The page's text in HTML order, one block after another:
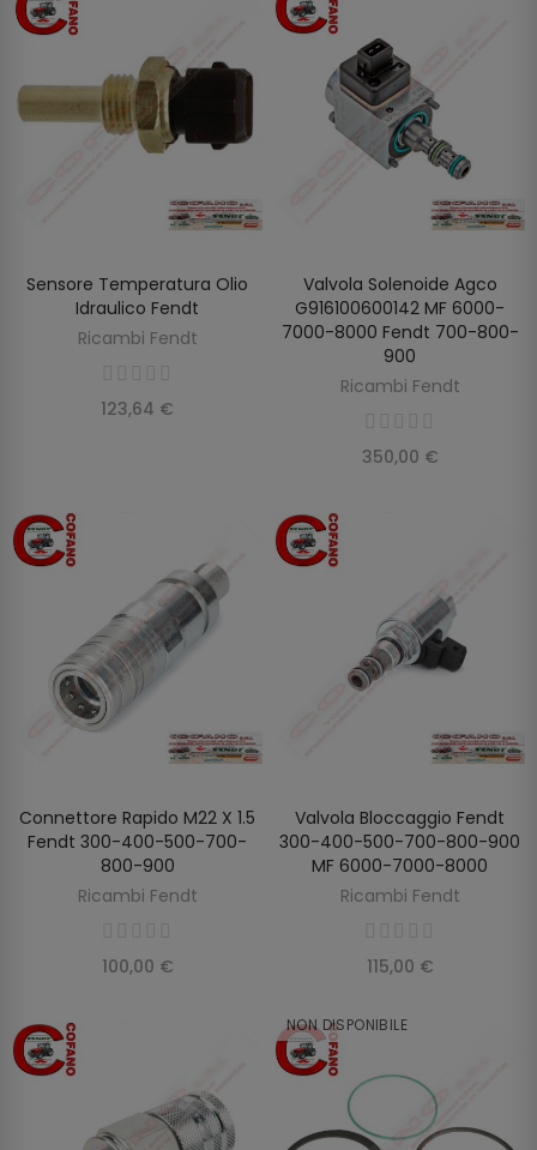
AGGIUNGI AL CARRELLO
Sensore Temperatura Olio
Idraulico Fendt
Ricambi Fendt
123,64 €
AGGIUNGI AL CARRELLO
Valvola Solenoide Agco
G916100600142 MF 6000-
7000-8000 Fendt 700-800-
900
Ricambi Fendt
350,00 €
AGGIUNGI AL CARRELLO
Connettore Rapido M22 X 1.5
Fendt 300-400-500-700-
800-900
Ricambi Fendt
100,00 €
AGGIUNGI AL CARRELLO
Valvola Bloccaggio Fendt
300-400-500-700-800-900
MF 6000-7000-8000
Ricambi Fendt
115,00 €
NON DISPONIBILE